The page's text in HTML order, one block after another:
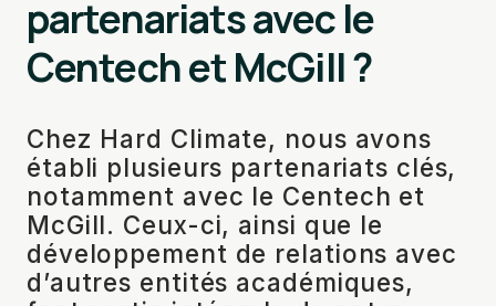
partenariats avec le
Centech et McGill ?
Chez Hard Climate, nous avons
établi plusieurs partenariats clés,
notamment avec le Centech et
McGill. Ceux-ci, ainsi que le
développement de relations avec
d’autres entités académiques,